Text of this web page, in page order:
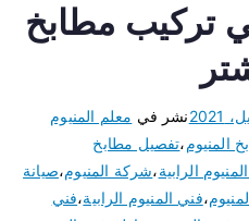
فني تركيب مطابخ
نشر في معلم المنيوم
المنيوم،تفصيل مطابخ
الرابية،شركة المنيوم،صيانة
،فني المنيوم الرابية،فني